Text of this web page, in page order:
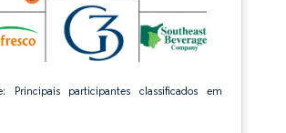
Principais participantes classificados em